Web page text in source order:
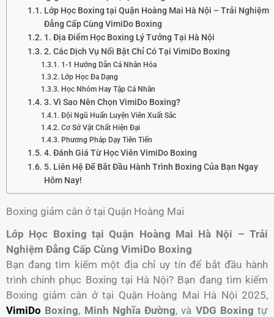
Lớp Học Boxing tại Quận Hoàng Mai Hà Nội – Trải Nghiệm
Đẳng Cấp Cùng VimiDo Boxing
1. Địa Điểm Học Boxing Lý Tưởng Tại Hà Nội
2. Các Dịch Vụ Nổi Bật Chỉ Có Tại VimiDo Boxing
1-1 Hướng Dẫn Cá Nhân Hóa
Lớp Học Đa Dạng
Học Nhóm Hay Tập Cá Nhân
3. Vì Sao Nên Chọn VimiDo Boxing?
Đội Ngũ Huấn Luyện Viên Xuất Sắc
Cơ Sở Vật Chất Hiện Đại
Phương Pháp Dạy Tiên Tiến
4. Đánh Giá Từ Học Viên VimiDo Boxing
5. Liên Hệ Để Bắt Đầu Hành Trình Boxing Của Bạn Ngay
Hôm Nay!
Boxing giảm cân ở tại Quận Hoàng Mai
Lớp Học Boxing tại Quận Hoàng Mai Hà Nội – Trải
Nghiệm Đẳng Cấp Cùng VimiDo Boxing
Bạn đang tìm kiếm một địa chỉ uy tín để bắt đầu hành
trình chinh phục Boxing tại Hà Nội? Bạn đang tìm kiếm
Boxing giảm cân ở tại Quận Hoàng Mai Hà Nội 2025,
VimiDo Boxing, Minh Nghĩa Đường, và VDG Boxing tự